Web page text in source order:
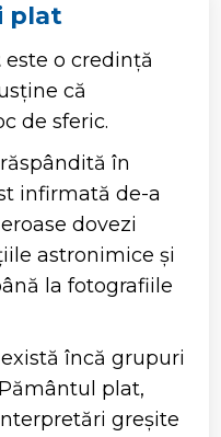
plat
este o credință
că
de sferic.
în
infirmată de-a
dovezi
astronimice și
la fotografiile
încă grupuri
plat,
greșite